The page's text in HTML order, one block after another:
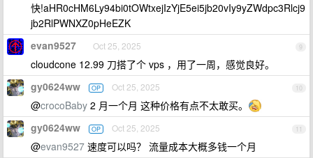
快!aHR0cHM6Ly94bi0tOWtxejIzYjE5ei5jb20vIy9yZWdpc3Rlcj9
jb2RlPWNXZ0pHeEZK
9
evan9527 Oct 25, 2025
cloudcone 12.99 刀搭了个 vps ，用了一周，感觉良好。
10
gy0624ww OP Oct 25, 2025
@crocoBaby 2 月一个月 这种价格有点不太敢买。
11
gy0624ww OP Oct 25, 2025
@evan9527 速度可以吗？ 流量成本大概多钱一个月